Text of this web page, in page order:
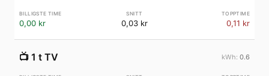
0,00 kr 0,03 kr 0,11 kr
📺 1 t TV 0.6